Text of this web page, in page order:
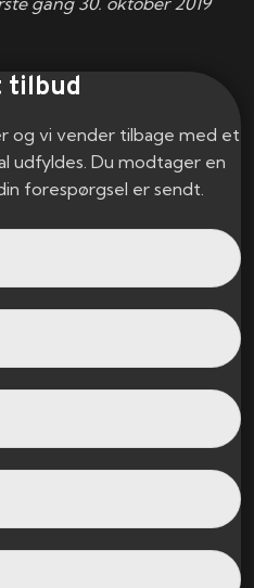
tilbud
og vi vender tilbage med et
udfyldes. Du modtager en
forespørgsel er sendt.